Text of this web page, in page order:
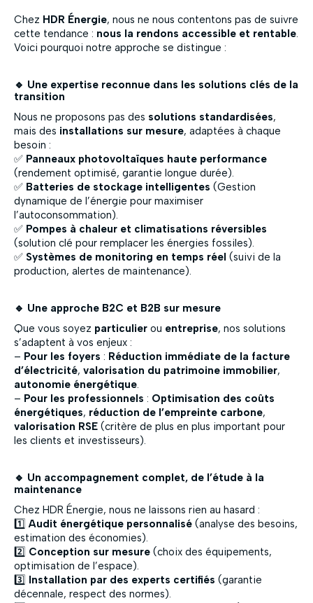
Chez HDR Énergie, nous ne nous contentons pas de suivre
cette tendance : nous la rendons accessible et rentable.
Voici pourquoi notre approche se distingue :
🔹 Une expertise reconnue dans les solutions clés de la
transition
Nous ne proposons pas des solutions standardisées,
mais des installations sur mesure, adaptées à chaque
besoin :
✅ Panneaux photovoltaïques haute performance
(rendement optimisé, garantie longue durée).
✅ Batteries de stockage intelligentes (Gestion
dynamique de l’énergie pour maximiser
l’autoconsommation).
✅ Pompes à chaleur et climatisations réversibles
(solution clé pour remplacer les énergies fossiles).
✅ Systèmes de monitoring en temps réel (suivi de la
production, alertes de maintenance).
🔹 Une approche B2C et B2B sur mesure
Que vous soyez particulier ou entreprise, nos solutions
s’adaptent à vos enjeux :
– Pour les foyers : Réduction immédiate de la facture
d’électricité, valorisation du patrimoine immobilier,
autonomie énergétique.
– Pour les professionnels : Optimisation des coûts
énergétiques, réduction de l’empreinte carbone,
valorisation RSE (critère de plus en plus important pour
les clients et investisseurs).
🔹 Un accompagnement complet, de l’étude à la
maintenance
Chez HDR Énergie, nous ne laissons rien au hasard :
1️⃣Audit énergétique personnalisé (analyse des besoins,
estimation des économies).
2️⃣ Conception sur mesure (choix des équipements,
optimisation de l’espace).
3️⃣ Installation par des experts certifiés (garantie
décennale, respect des normes).